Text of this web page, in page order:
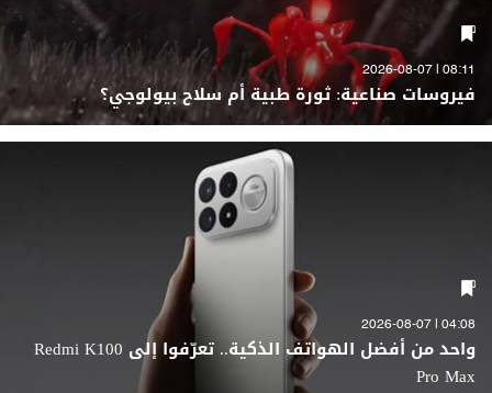
08:11 | 2026-08-07
فيروسات صناعية: ثورة طبية أم سلاح بيولوجي؟
04:08 | 2026-08-07
واحد من أفضل الهواتف الذكية.. تعرّفوا إلى Redmi K100
Pro Max